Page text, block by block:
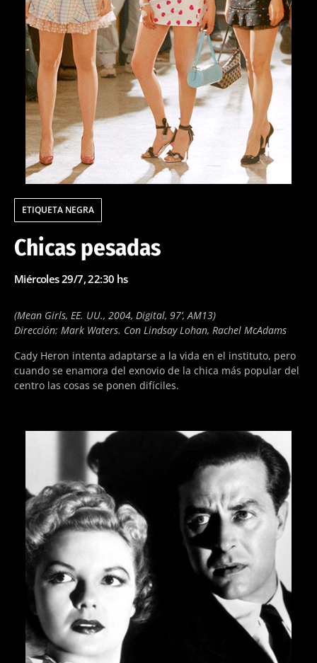
ETIQUETA NEGRA
Chicas pesadas
Miércoles 29/7, 22:30 hs
(Mean Girls, EE. UU., 2004, Digital, 97’, AM13)
Dirección: Mark Waters. Con Lindsay Lohan, Rachel McAdams
Cady Heron intenta adaptarse a la vida en el instituto, pero
cuando se enamora del exnovio de la chica más popular del
centro las cosas se ponen difíciles.